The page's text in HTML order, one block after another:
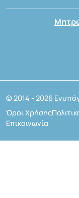
© 2014 - 2026
Όροι Χρήσης
Επικοινωνία